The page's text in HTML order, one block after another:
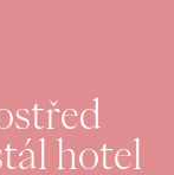
hotel